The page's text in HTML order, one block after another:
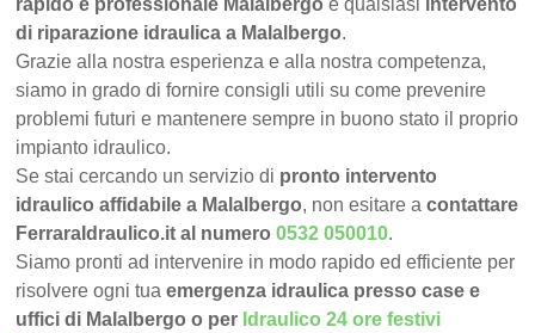
rapido e professionale Malalbergo e qualsiasi
intervento
di riparazione idraulica a Malalbergo.
Grazie alla nostra esperienza e alla nostra competenza,
siamo in grado di fornire consigli utili su come prevenire
problemi futuri e mantenere sempre in buono stato il proprio
impianto idraulico.
Se stai cercando un servizio di pronto intervento
idraulico affidabile a Malalbergo, non esitare acontattare
FerraraIdraulico.it al numero0532 050010.
Siamo pronti ad intervenire in modo rapido ed efficiente per
risolvere ogni tuaemergenza idraulica presso case e
uffici di Malalbergo o per Idraulico 24 ore festivi